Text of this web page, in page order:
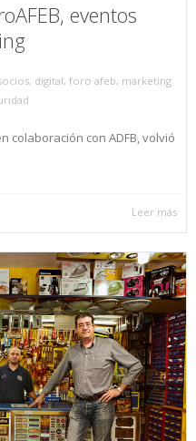
eventos
, digital, foro afeb, marketing
colaboración con ADFB, volvió
Leer más